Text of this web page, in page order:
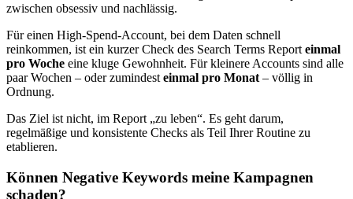
zwischen obsessiv und nachlässig.
Für einen High-Spend-Account, bei dem Daten schnell
reinkommen, ist ein kurzer Check des Search Terms Report einmal
pro Woche eine kluge Gewohnheit. Für kleinere Accounts sind alle
paar Wochen – oder zumindest einmal pro Monat – völlig in
Ordnung.
Das Ziel ist nicht, im Report „zu leben“. Es geht darum,
regelmäßige und konsistente Checks als Teil Ihrer Routine zu
etablieren.
Können Negative Keywords meine Kampagnen
schaden?